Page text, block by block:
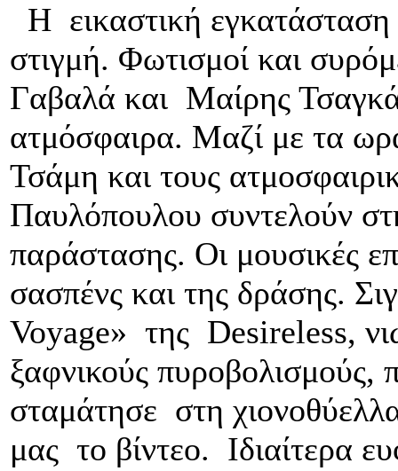
Η εικαστική
στιγμή. Φωτισμοί και
Γαβαλά και Μαίρης
ατμόσφαιρα. Μαζί με τα
Τσάμη και τους
Παυλόπουλου συντελούν
παράστασης. Οι μουσικές
σασπένς και της δράσης.
Voyage» της Desireless,
ξαφνικούς πυροβολισμούς,
σταμάτησε στη
μας το βίντεο. Ιδιαίτερα